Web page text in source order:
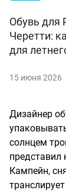
Обувь для
Черетти:
для
15 июня 2026
Дизайнер
солнцем
представил
Кампейн,